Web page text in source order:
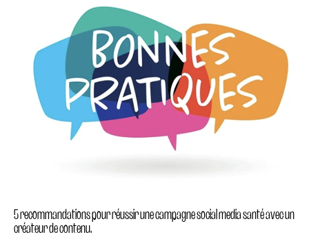
5 recommandations pour réussir une campagne social media santé avec un
créateur de contenu.